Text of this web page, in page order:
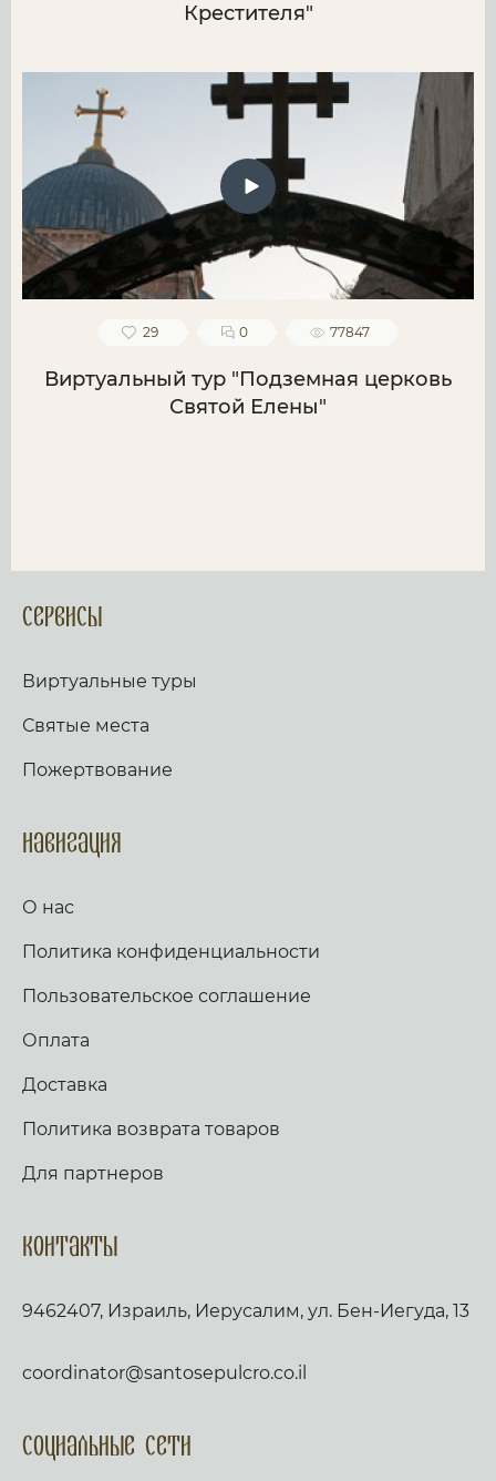
Крестителя"
29 0 77847
Виртуальный тур "Подземная церковь
Святой Елены"
Сервисы
Виртуальные туры
Святые места
Пожертвование
Навигация
О нас
Политика конфиденциальности
Пользовательское соглашение
Оплата
Доставка
Политика возврата товаров
Для партнеров
Контакты
9462407, Израиль, Иерусалим, ул. Бен-Иегуда, 13
coordinator@santosepulcro.co.il
Социальные сети